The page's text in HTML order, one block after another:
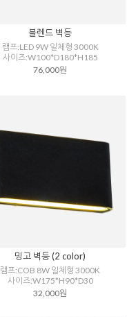
블렌드 벽등
램프:LED 9W 일체형 3000K
사이즈:W100*D180*H185
76,000원
밍고 벽등 (2 color)
램프:COB 8W 일체형 3000K
사이즈:W175*H90*D30
32,000원